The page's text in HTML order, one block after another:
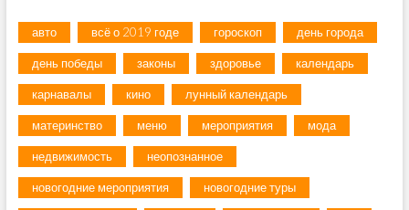
авто всё о 2019 годе гороскоп день города
день победы законы здоровье календарь
карнавалы кино лунный календарь
материнство меню мероприятия мода
недвижимость неопознанное
новогодние мероприятия новогодние туры